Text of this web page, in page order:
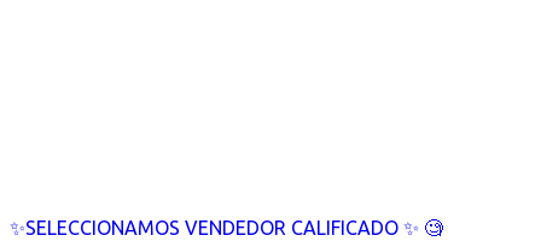
✨SELECCIONAMOS VENDEDOR CALIFICADO ✨ 🧐